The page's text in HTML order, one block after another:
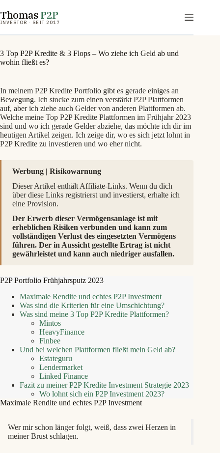
Inhalt
springen
ThomasP2P
INVESTOR · SEIT 2017
3 Top P2P Kredite & 3 Flops – Wo ziehe ich Geld ab und
wohin fließt es?
In meinem P2P Kredite Portfolio gibt es gerade einiges an
Bewegung. Ich stocke zum einen verstärkt P2P Plattformen
auf, aber ich ziehe auch Gelder von anderen Plattformen ab.
Welche meine Top P2P Kredite Plattformen im Frühjahr 2023
sind und wo ich gerade Gelder abziehe, das möchte ich dir im
heutigen Artikel zeigen. Ich zeige dir, wo es sich jetzt lohnt in
P2P Kredite zu investieren und wo eher nicht.
Werbung | Risikowarnung
Dieser Artikel enthält Affiliate-Links. Wenn du dich
über diese Links registrierst und investierst, erhalte ich
eine Provision.
Der Erwerb dieser Vermögensanlage ist mit
erheblichen Risiken verbunden und kann zum
vollständigen Verlust des eingesetzten Vermögens
führen. Der in Aussicht gestellte Ertrag ist nicht
gewährleistet und kann auch niedriger ausfallen.
P2P Portfolio Frühjahrsputz 2023
Maximale Rendite und echtes P2P Investment
Was sind die Kriterien für eine Umschichtung?
Was sind meine 3 Top P2P Kredite Plattformen?
Mintos
HeavyFinance
Finbee
Und bei welchen Plattformen fließt mein Geld ab?
Estateguru
Lendermarket
Linked Finance
Fazit zu meiner P2P Kredite Investment Strategie 2023
Wo lohnt sich ein P2P Investment 2023?
Maximale Rendite und echtes P2P Investment
Wer mir schon länger folgt, weiß, dass zwei Herzen in
meiner Brust schlagen.